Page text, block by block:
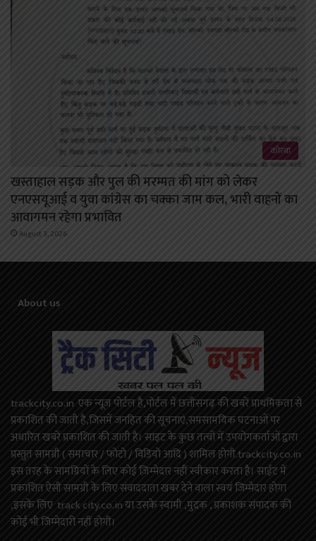
कोरबा
खस्ताहाल सड़क और पुल की मरम्मत की मांग को लेकर
एनएसयूआई व युवा कांग्रेस का चक्का जाम कल, भारी वाहनों का
आवागमन रहेगा प्रभावित
August 3, 2026
About us
trackcity.co.in एक न्यूज़ पोर्टल है,पोर्टल में छत्तीसगढ़ की खबरें प्राथमिकता से
प्रकाशित की जाती है,जिसमें जनहित की सूचनाएं,समसामयिक घटनाओं पर
अधारित खबरें प्रकाशित की जाती है। साइट के कुछ तत्वों में उपयोगकर्ताओं द्वारा
प्रस्तुत सामग्री ( समाचार / फोटो / विडियो आदि ) शामिल होगी.trackcity.co.in
इस तरह के सामग्रियों के लिए कोई ज़िम्मेदार नहीं स्वीकार करता है। साईट में
प्रकाशित ऐसी सामग्री के लिए संवाददाता खबर देने वाला स्वयं जिम्मेदार होगा
,इसके लिए track city.co.in या उसके स्वामी ,मुद्रक , प्रकाशक संपादक की
कोई भी जिम्मेदारी नहीं होगी।